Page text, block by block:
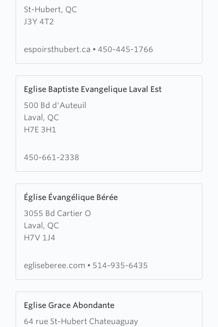
St-Hubert, QC
J3Y 4T2
Eglise
de
deespoirsthubert.ca • 450-445-1766
Eglise Baptiste Evangelique Laval Est
500 Bd d'Auteuil
Laval, QC
H7E 3H1
more
about
Eglise
Baptiste
Laval
450-661-2338
Église Évangélique Bérée
3055 Bd Cartier O
Laval, QC
H7V 1J4
more
about
Église
Évangélique
egliseberee.com • 514-935-6435
Eglise Grace Abondante
64 rue St-Hubert Chateuaguay
more
about